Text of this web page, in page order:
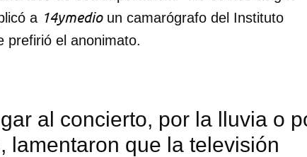
a 14ymedioun camarógrafo del Instituto
prefirió el anonimato.
al concierto, por la lluvia o
lamentaron que la televisión